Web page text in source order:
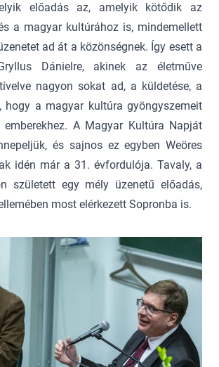
előadás az, amelyik kötődik az
a magyar kultúrához is, mindemellett
ad át a közönségnek. Így esett a
Dánielre, akinek az életműve
nagyon sokat ad, a küldetése, a
hogy a magyar kultúra gyöngyszemeit
A Magyar Kultúra Napját
és sajnos ez egyben Weöres
idén már a 31. évfordulója. Tavaly, a
született egy mély üzenetű előadás,
most elérkezett Sopronba is.